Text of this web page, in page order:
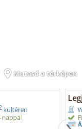
Mutasd a térképen
kültéren
nappal